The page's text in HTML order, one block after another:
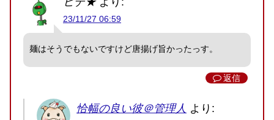
23/11/27 06:59
麺はそうでもないですけど唐揚げ旨かったっす。
返信
恰幅の良い彼＠管理人 より: